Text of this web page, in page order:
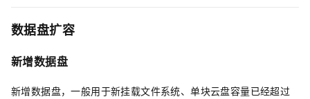
数据盘扩容
新增数据盘
新增数据盘，一般用于新挂载文件系统、单块云盘容量已经超过